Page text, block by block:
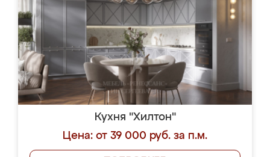
Кухня "Хилтон"
Цена: от 39 000 руб. за п.м.